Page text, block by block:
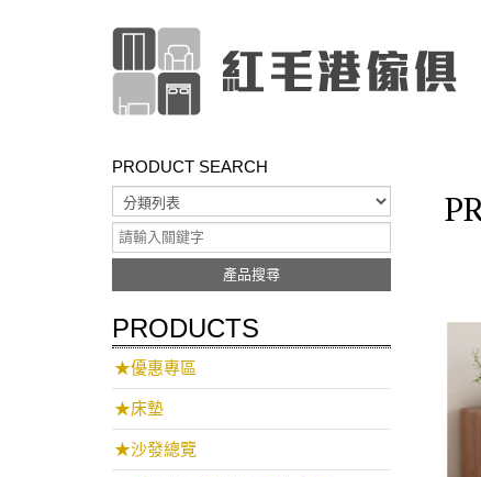
PRODUCT SEARCH
產品搜尋
PRODUCTS
★優惠專區
★床墊
★沙發總覽